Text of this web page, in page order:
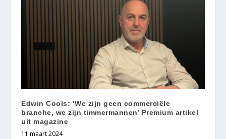
Edwin Cools: ‘We zijn geen commerciële
branche, we zijn timmermannen’ Premium artikel
uit magazine
11 maart 2024